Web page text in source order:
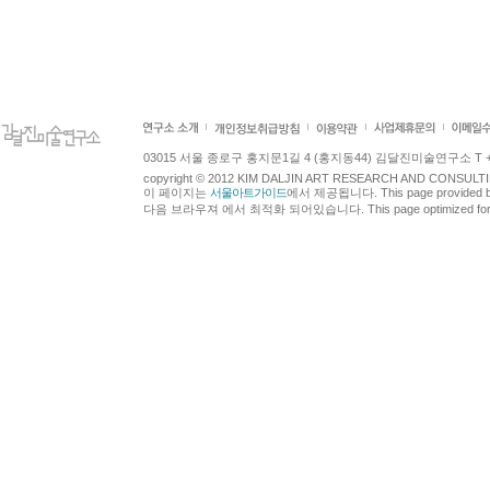
03015 서울 종로구 홍지문1길 4 (홍지동44) 김달진미술연구소 T
copyright © 2012 KIM DALJIN ART RESEARCH AND
이 페이지는 서울아트가이드에서 제공됩니다. This page provided
다음 브라우져 에서 최적화 되어있습니다. This page optimized